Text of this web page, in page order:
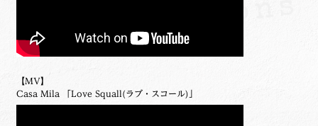
【MV】
Casa Mila 「Love Squall(ラブ・スコール)」